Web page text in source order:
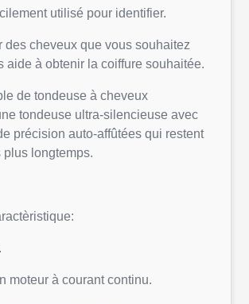
utilisé pour identifier.
des cheveux que vous souhaitez
aide à obtenir la coiffure souhaitée.
de tondeuse à cheveux
tondeuse ultra-silencieuse avec
précision auto-affûtées qui restent
plus longtemps.
moteur à courant continu.